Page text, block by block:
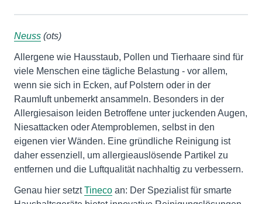
Neuss (ots)
Allergene wie Hausstaub, Pollen und Tierhaare sind für
viele Menschen eine tägliche Belastung - vor allem,
wenn sie sich in Ecken, auf Polstern oder in der
Raumluft unbemerkt ansammeln. Besonders in der
Allergiesaison leiden Betroffene unter juckenden Augen,
Niesattacken oder Atemproblemen, selbst in den
eigenen vier Wänden. Eine gründliche Reinigung ist
daher essenziell, um allergieauslösende Partikel zu
entfernen und die Luftqualität nachhaltig zu verbessern.
Genau hier setztTineco an: Der Spezialist für smarte